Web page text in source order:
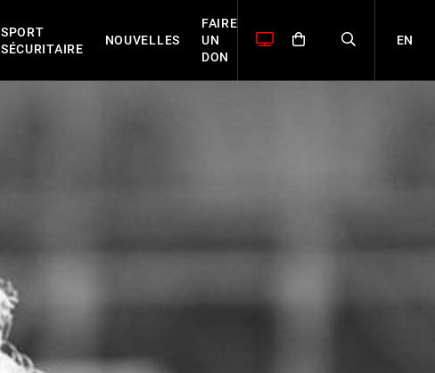
SPORT
SÉCURITAIRE
NOUVELLES
FAIRE
UN
DON
EN